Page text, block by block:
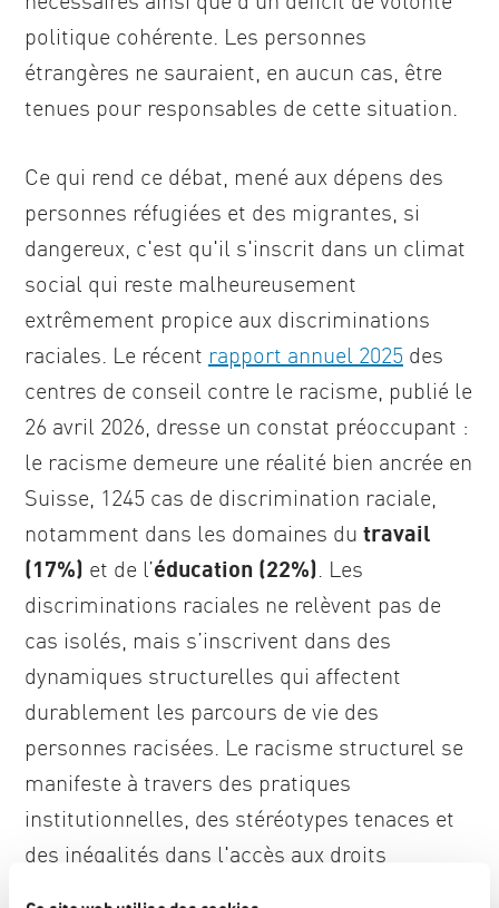
politique cohérente. Les personnes
étrangères ne sauraient, en aucun cas, être
tenues pour responsables de cette situation.
Ce qui rend ce débat, mené aux dépens des
personnes réfugiées et des migrantes, si
dangereux, c'est qu'il s'inscrit dans un climat
social qui reste malheureusement
extrêmement propice aux discriminations
raciales. Le récent rapport annuel 2025 des
centres de conseil contre le racisme, publié le
26 avril 2026, dresse un constat préoccupant :
le racisme demeure une réalité bien ancrée en
Suisse, 1245 cas de discrimination raciale,
notamment dans les domaines du travail
(17%) et de l’éducation (22%). Les
discriminations raciales ne relèvent pas de
cas isolés, mais s’inscrivent dans des
dynamiques structurelles qui affectent
durablement les parcours de vie des
personnes racisées. Le racisme structurel se
manifeste à travers des pratiques
institutionnelles, des stéréotypes tenaces et
des inégalités dans l'accès aux droits